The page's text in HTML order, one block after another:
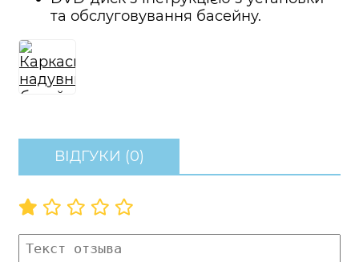
та обслуговування басейну.
ВІДГУКИ (0)